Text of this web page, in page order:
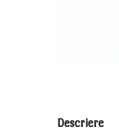
Descriere